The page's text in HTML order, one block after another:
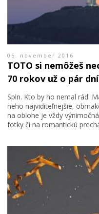
05. november 2016
TOTO si nemôžeš
70 rokov už o pár
Spln. Kto by ho nemal rád.
neho najviditeľnejšie,
na oblohe je vždy
fotky či na romantickú